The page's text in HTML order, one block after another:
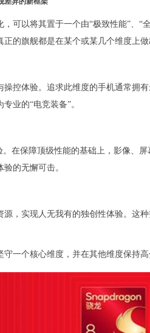
可以将其置于一个由“极致性能”、“
的旗舰都是在某个或某几个维度上
操控体验。追求此维度的手机通常拥
业的“电竞装备”。
。在保障顶级性能的基础上，影像、
的无懈可击。
源，实现人无我有的独创性体验。这
一个核心维度，并在其他维度保持高